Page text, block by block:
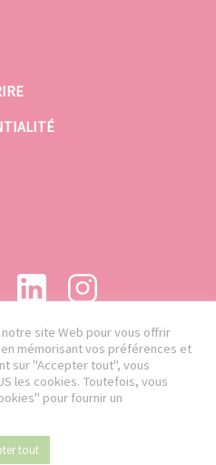
site Web pour vous offrir
mémorisant vos préférences et
sur "Accepter tout", vous
les cookies. Toutefois, vous
pour fournir un
tout